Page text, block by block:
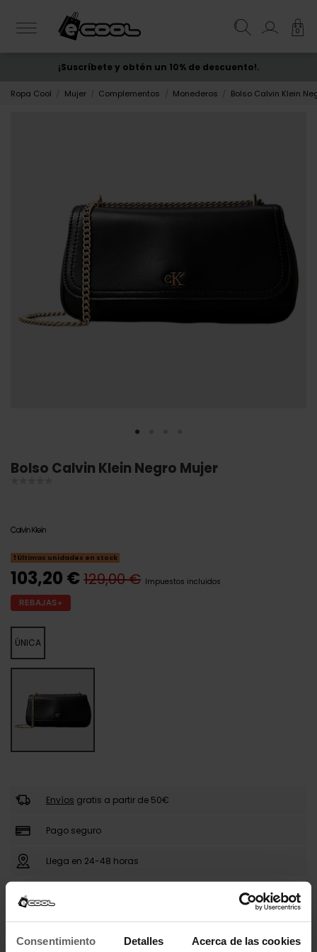
Consentimiento Detalles Acerca de las cookies
0
ENVÍO GRATIS desde 50€
¡Suscríbete y obtén un 10% de descuento!.
Ropa Cool Mujer Complementos Monederos Bolso Calvin Klein
Bolso Calvin Klein Negro Mujer
Últimas unidades en stock
103,20 €129,00 € Impuestos incluidos
REBAJAS+
ÚNICA
Envíos gratis a partir de 50€
Pago seguro
Llega en 24-48 horas
DESCRIPCIÓN